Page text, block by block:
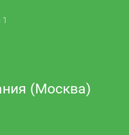
(Москва)